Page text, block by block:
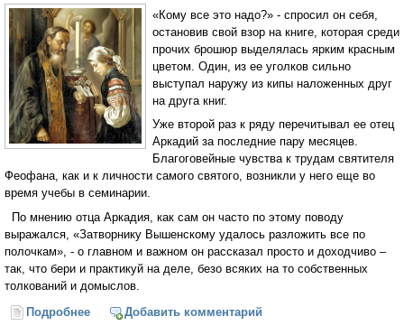
«Кому все это надо?» - спросил он себя,
остановив свой взор на книге, которая среди
прочих брошюр выделялась ярким красным
цветом. Один, из ее уголков сильно
выступал наружу из кипы наложенных друг
на друга книг.
Уже второй раз к ряду перечитывал ее отец
Аркадий за последние пару месяцев.
Благоговейные чувства к трудам святителя
Феофана, как и к личности самого святого, возникли у него еще во
время учебы в семинарии.
По мнению отца Аркадия, как сам он часто по этому поводу
выражался, «Затворнику Вышенскому удалось разложить все по
полочкам», - о главном и важном он рассказал просто и доходчиво –
так, что бери и практикуй на деле, безо всяких на то собственных
толкований и домыслов.
Подробнее о Скорбь отца «Антипода»
Добавить комментарий